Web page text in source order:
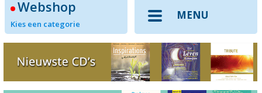
Webshop
Kies een categorie
MENU